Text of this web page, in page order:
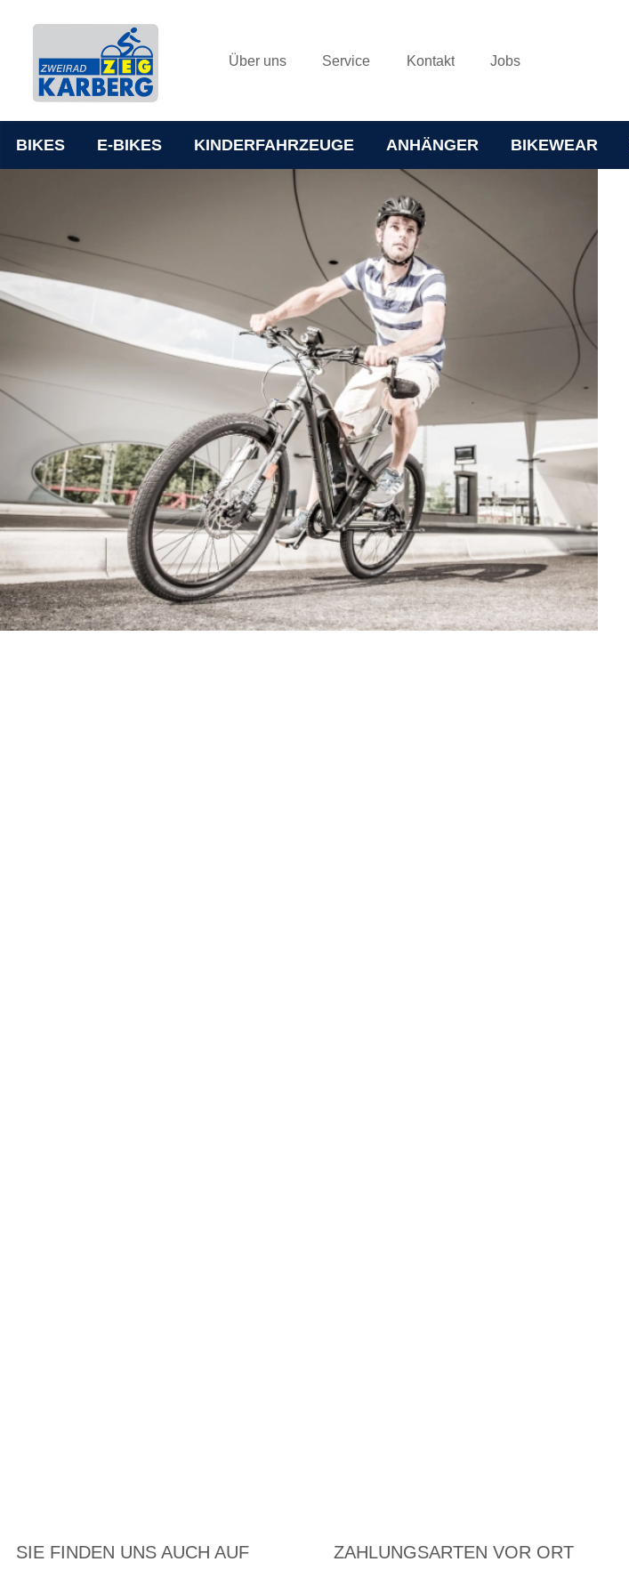
Über uns Service Kontakt Jobs
BIKES E-BIKES KINDERFAHRZEUGE ANHÄNGER BIKEWEAR
SIE FINDEN UNS AUCH AUF ZAHLUNGSARTEN VOR ORT